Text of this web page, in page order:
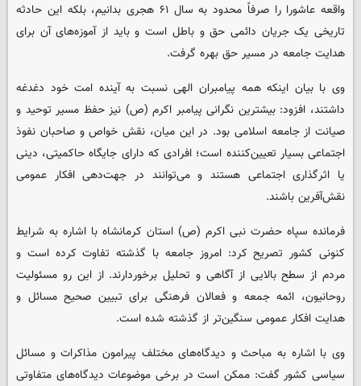
واقعه عاشورا را صرفاً محدود به سال ۶۱ هجری بدانیم، بلکه این حادثه
تاریخی یک جریان دائمی حق و باطل است و باید از آموزه‌های آن برای
هدایت جامعه در مسیر حق بهره گرفت.
وی با بیان اینکه همه پیامبران الهی نسبت به آینده امت خود دغدغه
داشتند، افزود: بیشترین نگرانی پیامبر اکرم (ص) نیز حفظ مسیر توحید و
صیانت از جامعه اسلامی بود. در این میان، نقش خواص و صاحبان نفوذ
اجتماعی بسیار تعیین‌کننده است؛ افرادی که دارای جایگاه حاکمیتی، دینی
یا اثرگذاری اجتماعی هستند و می‌توانند در جهت‌دهی افکار عمومی
نقش‌آفرین باشند.
فرمانده سپاه حضرت نبی اکرم (ص) استان کرمانشاه با اشاره به شرایط
کنونی کشور تصریح کرد: امروز جامعه با گذشته تفاوت کرده است و
مردم از سطح بالایی از آگاهی و تحلیل برخوردارند. از این رو مسئولیت
روحانیون، ائمه جمعه و فعالان فرهنگی برای تبیین صحیح مسائل و
هدایت افکار عمومی سنگین‌تر از گذشته شده است.
وی با اشاره به مباحث و دیدگاه‌های مختلف پیرامون مذاکرات و مسائل
سیاسی کشور گفت: ممکن است در برخی موضوعات دیدگاه‌های متفاوتی